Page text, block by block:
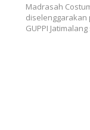
Madrasah
diselenggarakan
GUPPI